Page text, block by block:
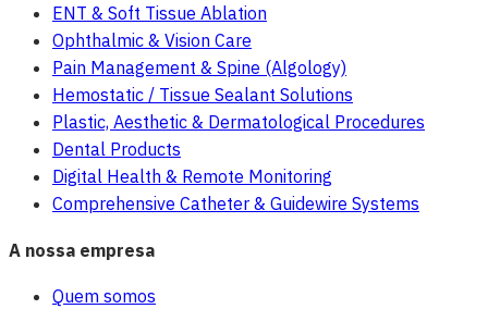
ENT & Soft Tissue Ablation
Ophthalmic & Vision Care
Pain Management & Spine (Algology)
Hemostatic / Tissue Sealant Solutions
Plastic, Aesthetic & Dermatological Procedures
Dental Products
Digital Health & Remote Monitoring
Comprehensive Catheter & Guidewire Systems
A nossa empresa
Quem somos